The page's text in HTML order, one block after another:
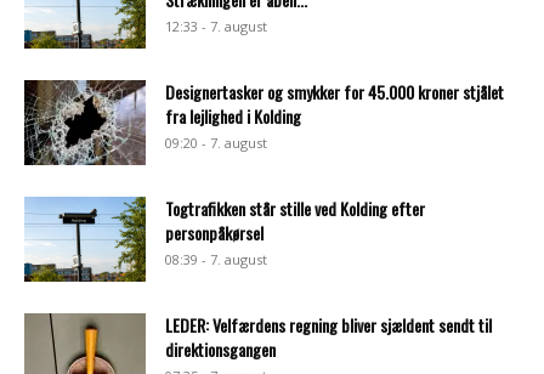
12:33 - 7. august
Designertasker og smykker for 45.000 kroner stjålet
fra lejlighed i Kolding
09:20 - 7. august
Togtrafikken står stille ved Kolding efter
personpåkørsel
08:39 - 7. august
LEDER: Velfærdens regning bliver sjældent sendt til
direktionsgangen